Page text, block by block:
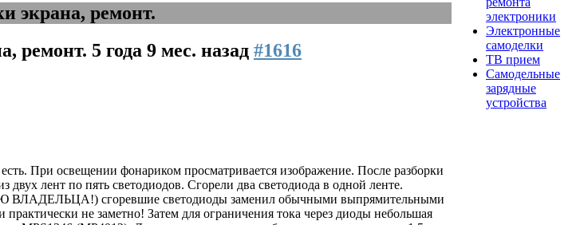
экрана, ремонт.
ремонт. 5 года 9 мес. назад #1616
При освещении фонариком просматривается изображение. После разборки
двух лент по пять светодиодов. Сгорели два светодиода в одной ленте.
сгоревшие светодиоды заменил обычными выпрямительными
не заметно! Затем для ограничения тока через диоды небольшая
электроники
Электронные
самоделки
ТВ прием
Самодельные
зарядные
устройства